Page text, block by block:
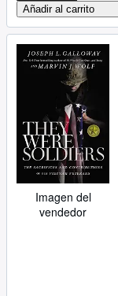
Añadir al carrito
Imagen del
vendedor